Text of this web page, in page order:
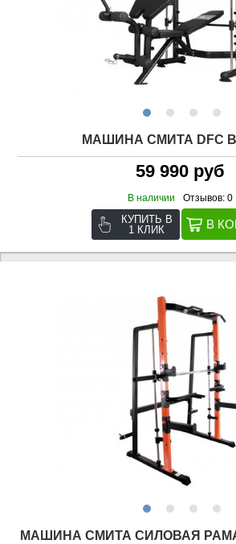
МАШИНА СМИТА DFC
59 990 руб
В наличии Отзывов: 0
КУПИТЬ В
1 КЛИК
МАШИНА СМИТА СИЛОВАЯ РАМА